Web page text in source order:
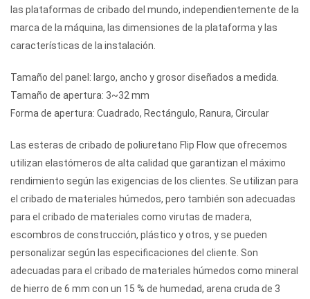
las plataformas de cribado del mundo, independientemente de la
marca de la máquina, las dimensiones de la plataforma y las
características de la instalación.
Tamaño del panel: largo, ancho y grosor diseñados a medida.
Tamaño de apertura: 3~32 mm
Forma de apertura: Cuadrado, Rectángulo, Ranura, Circular
Las esteras de cribado de poliuretano Flip Flow que ofrecemos
utilizan elastómeros de alta calidad que garantizan el máximo
rendimiento según las exigencias de los clientes. Se utilizan para
el cribado de materiales húmedos, pero también son adecuadas
para el cribado de materiales como virutas de madera,
escombros de construcción, plástico y otros, y se pueden
personalizar según las especificaciones del cliente. Son
adecuadas para el cribado de materiales húmedos como mineral
de hierro de 6 mm con un 15 % de humedad, arena cruda de 3